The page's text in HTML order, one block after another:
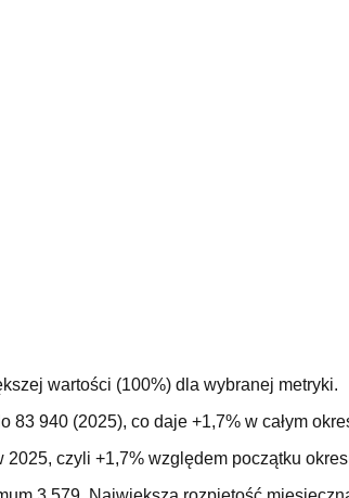
wartości (100%) dla wybranej metryki.
83 940 (2025), co daje +1,7% w całym
czyli +1,7% względem początku